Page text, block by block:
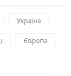
Україна
Європа